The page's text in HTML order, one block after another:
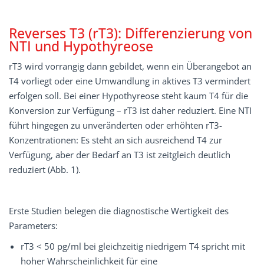
Reverses T3 (rT3): Differenzierung von
NTI und Hypothyreose
rT3 wird vorrangig dann gebildet, wenn ein Überangebot an
T4 vorliegt oder eine Umwandlung in aktives T3 vermindert
erfolgen soll. Bei einer Hypothyreose steht kaum T4 für die
Konversion zur Verfügung – rT3 ist daher reduziert. Eine NTI
führt hingegen zu unveränderten oder erhöhten rT3-
Konzentrationen: Es steht an sich ausreichend T4 zur
Verfügung, aber der Bedarf an T3 ist zeitgleich deutlich
reduziert (Abb. 1).
Erste Studien belegen die diagnostische Wertigkeit des
Parameters:
rT3 < 50 pg/ml bei gleichzeitig niedrigem T4 spricht mit
hoher Wahrscheinlichkeit für eine